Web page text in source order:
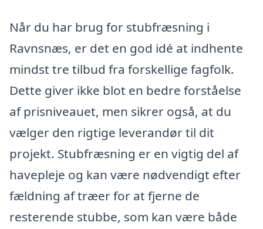
Når du har brug for stubfræsning i
Ravnsnæs, er det en god idé at indhente
mindst tre tilbud fra forskellige fagfolk.
Dette giver ikke blot en bedre forståelse
af prisniveauet, men sikrer også, at du
vælger den rigtige leverandør til dit
projekt. Stubfræsning er en vigtig del af
havepleje og kan være nødvendigt efter
fældning af træer for at fjerne de
resterende stubbe, som kan være både